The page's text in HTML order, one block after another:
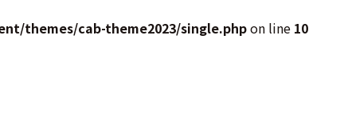
themes/cab-theme2023/single.phpon line 10